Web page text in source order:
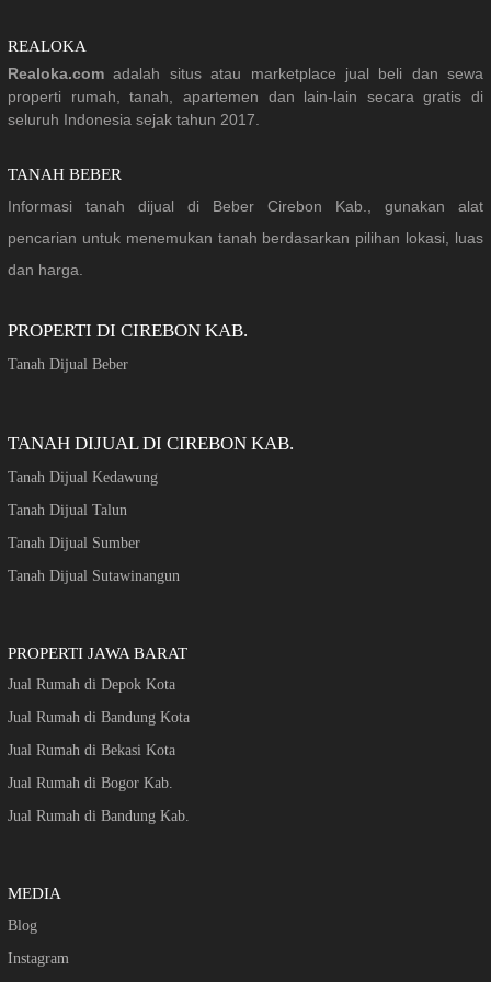
REALOKA
Realoka.com adalah situs atau marketplace jual beli dan sewa
properti rumah, tanah, apartemen dan lain-lain secara gratis di
seluruh Indonesia sejak tahun 2017.
TANAH BEBER
Informasi tanah dijual di Beber Cirebon Kab., gunakan alat
pencarian untuk menemukan tanah berdasarkan pilihan lokasi, luas
dan harga.
PROPERTI DI CIREBON KAB.
Tanah Dijual Beber
TANAH DIJUAL DI CIREBON KAB.
Tanah Dijual Kedawung
Tanah Dijual Talun
Tanah Dijual Sumber
Tanah Dijual Sutawinangun
PROPERTI JAWA BARAT
Jual Rumah di Depok Kota
Jual Rumah di Bandung Kota
Jual Rumah di Bekasi Kota
Jual Rumah di Bogor Kab.
Jual Rumah di Bandung Kab.
MEDIA
Blog
Instagram